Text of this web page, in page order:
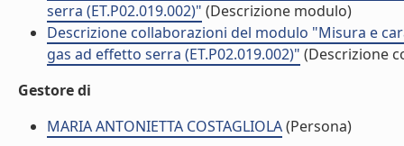
serra (ET.P02.019.002)" (Descrizione modulo)
Descrizione collaborazioni del modulo "Misura e
gas ad effetto serra (ET.P02.019.002)" (Descrizione
Gestore di
MARIA ANTONIETTA COSTAGLIOLA(Persona)